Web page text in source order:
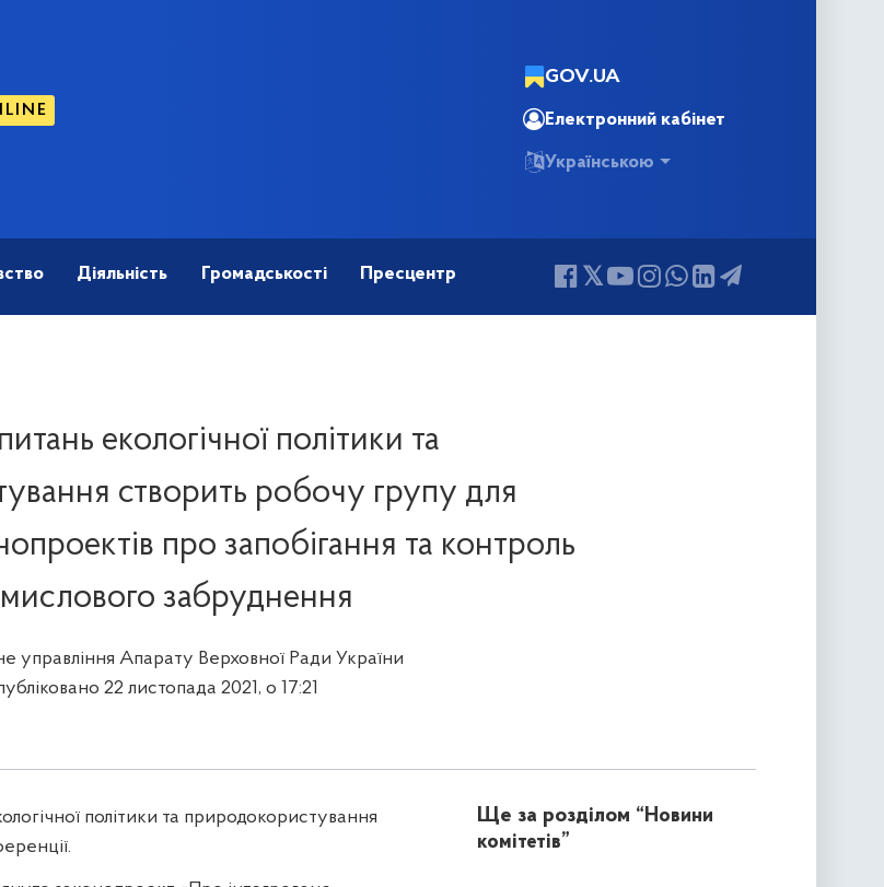
GOV.UA
Електронний кабінет
Українською
Діяльність Громадськості Пресцентр
екологічної політики та
створить робочу групу для
про запобігання та контроль
забруднення
управління Апарату Верховної Ради України
22 листопада 2021, о 17:21
політики та природокористування
Ще за розділом “Новини
комітетів”